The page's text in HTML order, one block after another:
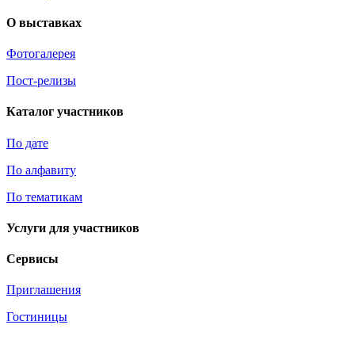
О выставках
Фотогалерея
Пост-релизы
Каталог участников
По дате
По алфавиту
По тематикам
Услуги для участников
Сервисы
Приглашения
Гостиницы